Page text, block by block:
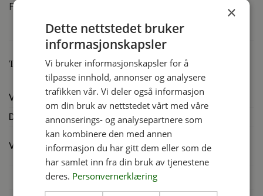
Frakt tilkommer
Tilleggsinformasjon
VEKT
140 kg
DIMENSJONER
36 × 36 × 143.0 cm
VELG FARGE
Slate, Terracotta
×
Dette nettstedet bruker
informasjonskapsler
Vi bruker informasjonskapsler for å
tilpasse innhold, annonser og analysere
trafikken vår. Vi deler også informasjon
om din bruk av nettstedet vårt med våre
annonserings- og analysepartnere som
kan kombinere den med annen
informasjon du har gitt dem eller som de
har samlet inn fra din bruk av tjenestene
deres. Personvernerklæring